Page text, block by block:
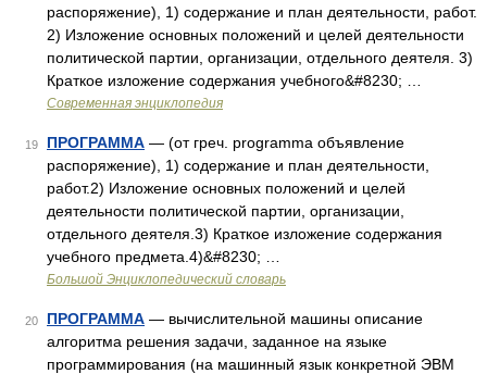
распоряжение), 1) содержание и план деятельности, работ.
2) Изложение основных положений и целей деятельности
политической партии, организации, отдельного деятеля. 3)
Краткое изложение содержания учебного&#8230; …
Современная энциклопедия
19 ПРОГРАММА — (от греч. programma объявление
распоряжение), 1) содержание и план деятельности,
работ.2) Изложение основных положений и целей
деятельности политической партии, организации,
отдельного деятеля.3) Краткое изложение содержания
учебного предмета.4)&#8230; …
Большой Энциклопедический словарь
20 ПРОГРАММА — вычислительной машины описание
алгоритма решения задачи, заданное на языке
программирования (на машинный язык конкретной ЭВМ